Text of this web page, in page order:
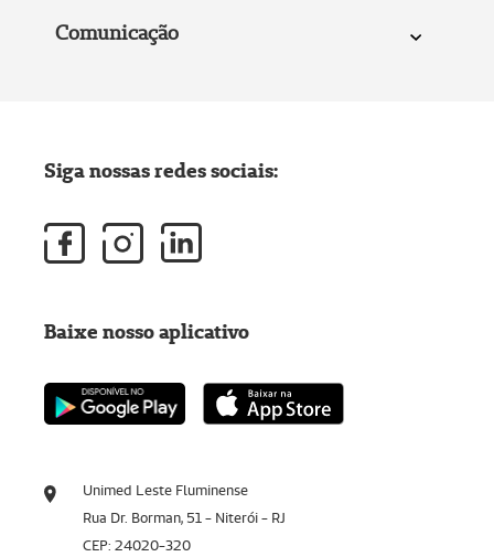
Comunicação
Unimed Leste Fluminense
Rua Dr. Borman, 51 - Niterói - RJ
CEP: 24020-320
Siga nossas redes sociais:
Baixe nosso aplicativo